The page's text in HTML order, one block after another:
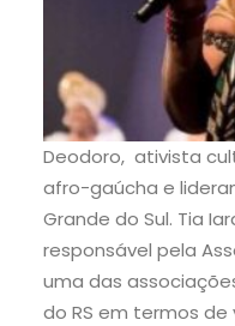
Deodoro, ativista
afro-gaúcha e
Grande do Sul. Tia
responsável pela
uma das
do RS em termos